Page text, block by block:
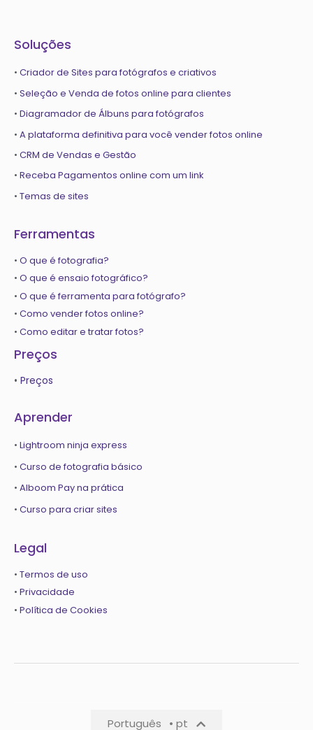
Soluções
• Criador de Sites para fotógrafos e criativos
• Seleção e Venda de fotos online para clientes
• Diagramador de Álbuns para fotógrafos
• A plataforma definitiva para você vender fotos online
• CRM de Vendas e Gestão
• Receba Pagamentos online com um link
• Temas de sites
Ferramentas
• O que é fotografia?
• O que é ensaio fotográfico?
• O que é ferramenta para fotógrafo?
• Como vender fotos online?
• Como editar e tratar fotos?
Preços
• Preços
Aprender
• Lightroom ninja express
• Curso de fotografia básico
• Alboom Pay na prática
• Curso para criar sites
Legal
• Termos de uso
• Privacidade
• Política de Cookies
Português • pt
Português • pt-pt